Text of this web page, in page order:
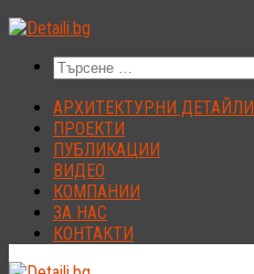
Към
Търсене
за:
АРХИТЕКТУРНИ ДЕТАЙЛИ
ПРОЕКТИ
ПУБЛИКАЦИИ
ВИДЕО
КОМПАНИИ
ЗА НАС
КОНТАКТИ